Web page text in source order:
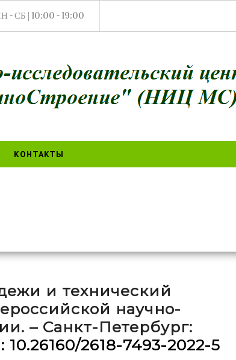
- СБ | 10:00 - 19:00
КОНТАКТЫ
и технический
научно-
– Санкт-Петербург:
10.26160/2618-7493-2022-5